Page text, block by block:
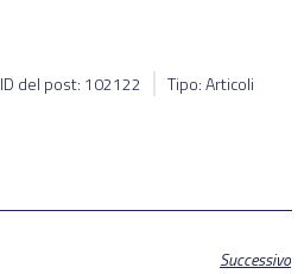
ID del post: 102122 Tipo: Articoli
Successivo